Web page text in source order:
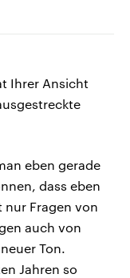
Ihrer Ansicht
eben gerade
dass eben
Fragen von
auch von
Ton.
Jahren so